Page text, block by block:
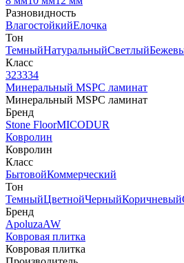
Разновидность
ВлагостойкийЕлочка
Тон
ТемныйНатуральныйСветлый
Класс
323334
Минеральный MSPC ламинат
Минеральный MSPC ламинат
Бренд
Stone FloorMICODUR
Ковролин
Ковролин
Класс
БытовойКоммерческий
Тон
ТемныйЦветнойЧерныйКоричневый
Бренд
ApoluzaAW
Ковровая плитка
Ковровая плитка